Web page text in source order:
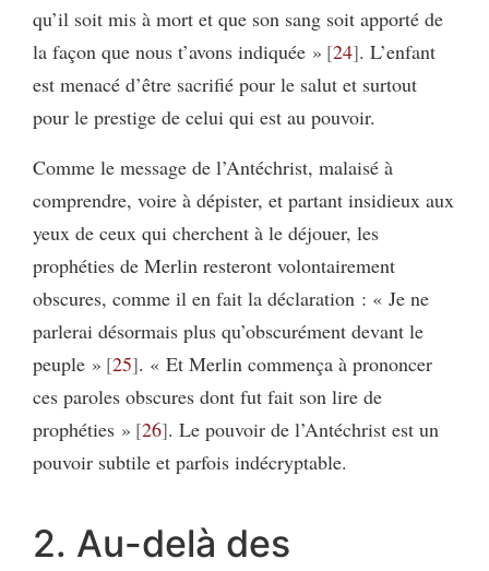
qu’il soit mis à mort et que son sang soit apporté de
la façon que nous t’avons indiquée » 24 . L’enfant
est menacé d’être sacrifié pour le salut et surtout
pour le prestige de celui qui est au pouvoir.
Comme le message de l’Antéchrist, malaisé à
comprendre, voire à dépister, et partant insidieux aux
yeux de ceux qui cherchent à le déjouer, les
prophéties de Merlin resteront volontairement
obscures, comme il en fait la déclaration : « Je ne
parlerai désormais plus qu’obscurément devant le
peuple » 25 . « Et Merlin commença à prononcer
ces paroles obscures dont fut fait son lire de
prophéties » 26 . Le pouvoir de l’Antéchrist est un
pouvoir subtile et parfois indécryptable.
2. Au-delà des